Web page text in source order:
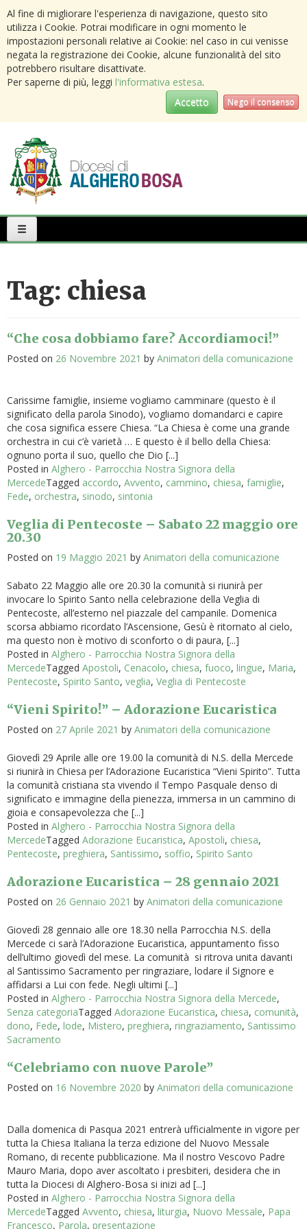
Al fine di migliorare l'esperienza di navigazione, questo sito
utilizza i Cookie. Potrai modificare in ogni momento le
impostazioni personali relative ai Cookie: nel caso in cui venisse
negata la registrazione dei Cookie, alcune funzionalità del sito
potrebbero risultare disattivate.
Per saperne di più, leggi l'informativa estesa.
Accetto
Nego il consenso
Menu
Tag: chiesa
“Che cosa dobbiamo fare? Accordiamoci!”
Posted on 26 Novembre 2021 by Animatori della comunicazione
Carissime famiglie, insieme vogliamo camminare (questo è il
significato della parola Sinodo), vogliamo domandarci e capire
che cosa significa essere Chiesa. “La Chiesa è come una grande
orchestra in cui c’è varietà … E questo è il bello della Chiesa:
ognuno porta il suo, quello che Dio [...]
Posted in Alghero - Parrocchia Nostra Signora della
MercedeTagged accordo, Avvento, cammino, chiesa, famiglie,
Fede, orchestra, sinodo, sintonia
Veglia di Pentecoste – Sabato 22 maggio ore
20.30
Posted on 19 Maggio 2021 by Animatori della comunicazione
Sabato 22 Maggio alle ore 20.30 la comunità si riunirà per
invocare lo Spirito Santo nella celebrazione della Veglia di
Pentecoste, all’esterno nel piazzale del campanile. Domenica
scorsa abbiamo ricordato l’Ascensione, Gesù è ritornato al cielo,
ma questo non è motivo di sconforto o di paura, [...]
Posted in Alghero - Parrocchia Nostra Signora della
MercedeTagged Apostoli, Cenacolo, chiesa, fuoco, lingue, Maria,
Pentecoste, Spirito Santo, veglia, Veglia di Pentecoste
“Vieni Spirito!” – Adorazione Eucaristica
Posted on 27 Aprile 2021 by Animatori della comunicazione
Giovedì 29 Aprile alle ore 19.00 la comunità di N.S. della Mercede
si riunirà in Chiesa per l’Adorazione Eucaristica “Vieni Spirito”. Tutta
la comunità cristiana sta vivendo il Tempo Pasquale denso di
significato e immagine della pienezza, immersa in un cammino di
gioia e consapevolezza che [...]
Posted in Alghero - Parrocchia Nostra Signora della
MercedeTagged Adorazione Eucaristica, Apostoli, chiesa,
Pentecoste, preghiera, Santissimo, soffio, Spirito Santo
Adorazione Eucaristica – 28 gennaio 2021
Posted on 26 Gennaio 2021 by Animatori della comunicazione
Giovedì 28 gennaio alle ore 18.30 nella Parrocchia N.S. della
Mercede ci sarà l’Adorazione Eucaristica, appuntamento fisso
dell’ultimo giovedì del mese. La comunità si ritrova unita davanti
al Santissimo Sacramento per ringraziare, lodare il Signore e
affidarsi a Lui con fede. Negli ultimi [...]
Posted in Alghero - Parrocchia Nostra Signora della Mercede,
Senza categoriaTagged Adorazione Eucaristica, chiesa, comunità,
dono, Fede, lode, Mistero, preghiera, ringraziamento, Santissimo
Sacramento
“Celebriamo con nuove Parole”
Posted on 16 Novembre 2020 by Animatori della comunicazione
Dalla domenica di Pasqua 2021 entrerà ufficialmente in vigore per
tutta la Chiesa Italiana la terza edizione del Nuovo Messale
Romano, di recente pubblicazione. Ma il nostro Vescovo Padre
Mauro Maria, dopo aver ascoltato i presbiteri, desidera che in
tutta la Diocesi di Alghero-Bosa si inizi ad [...]
Posted in Alghero - Parrocchia Nostra Signora della
MercedeTagged Avvento, chiesa, liturgia, Nuovo Messale, Papa
Francesco, Parola, presentazione